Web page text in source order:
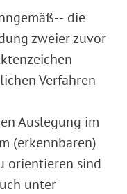
die
zweier zuvor
Verfahren
Auslegung im
(erkennbaren)
orientieren sind
unter